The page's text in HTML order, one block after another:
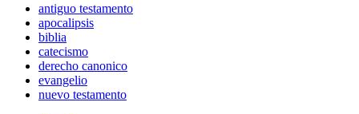
antiguo testamento
apocalipsis
biblia
catecismo
derecho canonico
evangelio
nuevo testamento